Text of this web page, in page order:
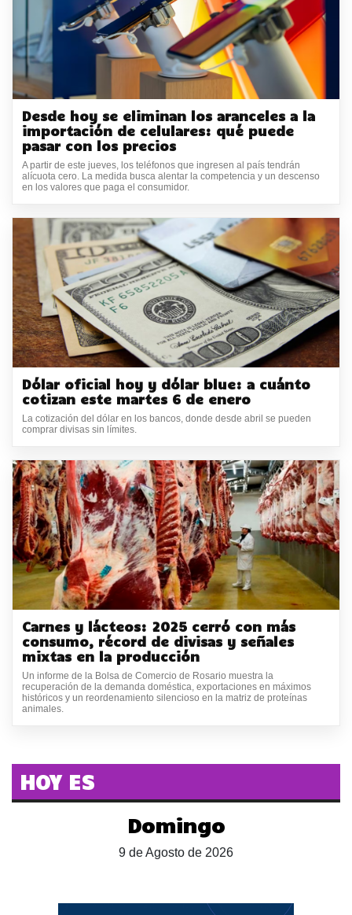
Desde hoy se eliminan los aranceles a la
importación de celulares: qué puede
pasar con los precios
A partir de este jueves, los teléfonos que ingresen al país tendrán
alícuota cero. La medida busca alentar la competencia y un descenso
en los valores que paga el consumidor.
Dólar oficial hoy y dólar blue: a cuánto
cotizan este martes 6 de enero
La cotización del dólar en los bancos, donde desde abril se pueden
comprar divisas sin límites.
Carnes y lácteos: 2025 cerró con más
consumo, récord de divisas y señales
mixtas en la producción
Un informe de la Bolsa de Comercio de Rosario muestra la
recuperación de la demanda doméstica, exportaciones en máximos
históricos y un reordenamiento silencioso en la matriz de proteínas
animales.
HOY ES
Domingo
9 de Agosto de 2026